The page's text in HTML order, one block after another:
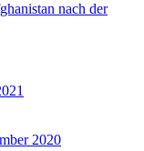
nach der
2020